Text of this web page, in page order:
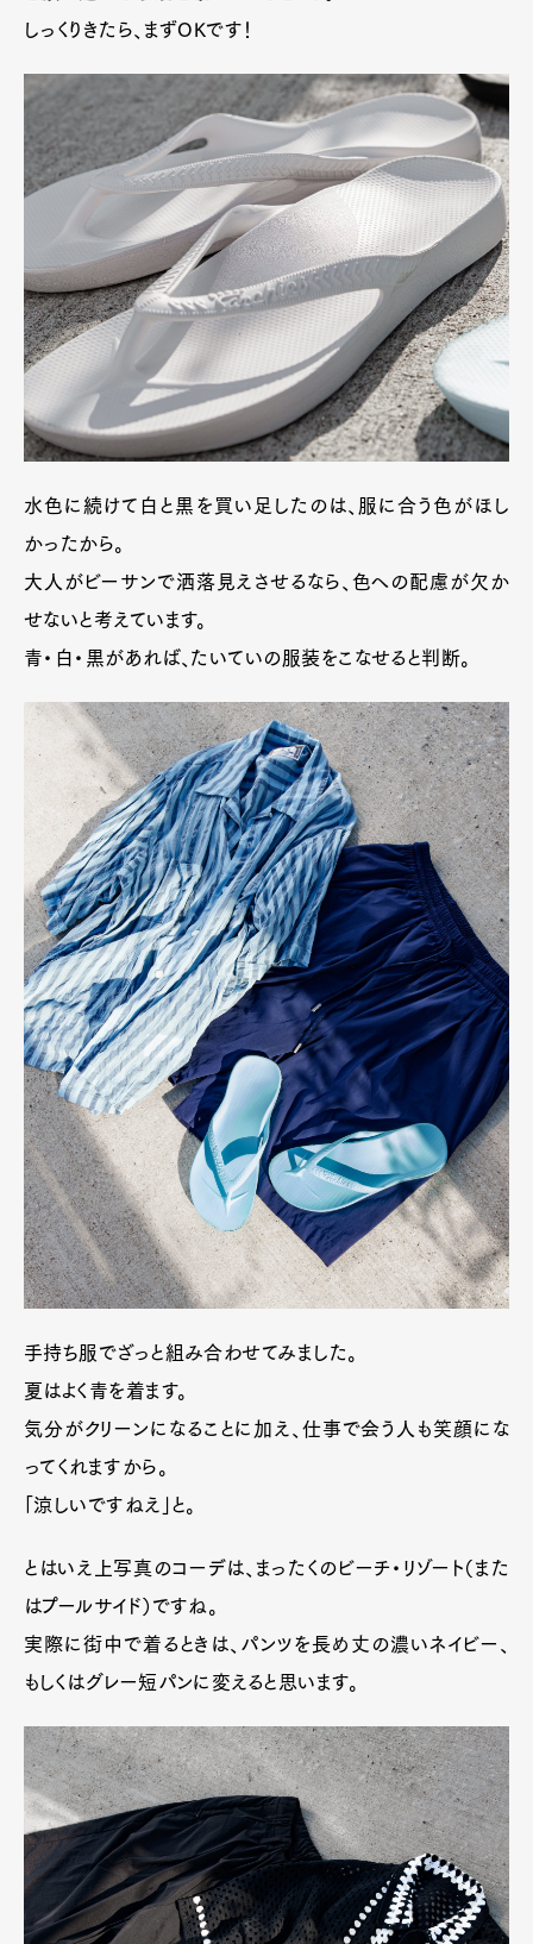
しっくりきたら、まずOKです！
水色に続けて白と黒を買い足したのは、服に合う色がほし
かったから。
大人がビーサンで洒落見えさせるなら、色への配慮が欠か
せないと考えています。
青・白・黒があれば、たいていの服装をこなせると判断。
手持ち服でざっと組み合わせてみました。
夏はよく青を着ます。
気分がクリーンになることに加え、仕事で会う人も笑顔にな
ってくれますから。
「涼しいですねえ」と。
とはいえ上写真のコーデは、まったくのビーチ・リゾート（また
はプールサイド）ですね。
実際に街中で着るときは、パンツを長め丈の濃いネイビー、
もしくはグレー短パンに変えると思います。